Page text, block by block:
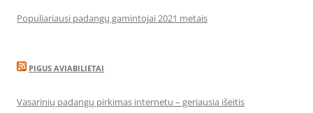
Populiariausi padangų gamintojai 2021 metais
PIGUS AVIABILIETAI
Vasarinių padangų pirkimas internetu – geriausia išeitis